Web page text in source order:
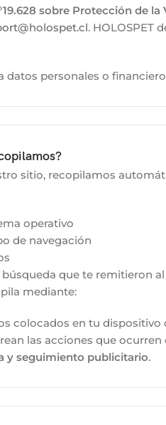
sobre Protección de la
. HOLOSPET
datos personales o
sitio, recopilamos
operativo
de navegación
que te remitieron
mediante:
colocados en tu
las acciones que
y seguimiento publicitario.